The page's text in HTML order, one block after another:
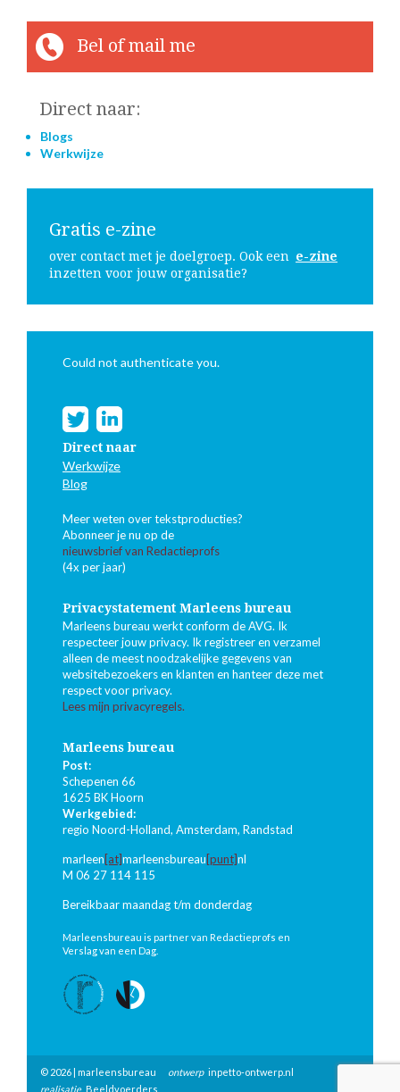
Bel of mail me
Direct naar:
Blogs
Werkwijze
Gratis e-zine
over contact met je doelgroep. Ook een e-zine
inzetten voor jouw organisatie?
Could not authenticate you.
Direct naar
Werkwijze
Blog
Meer weten over tekstproducties?
Abonneer je nu op de
nieuwsbrief van Redactieprofs
(4x per jaar)
Privacystatement Marleens bureau
Marleens bureau werkt conform de AVG. Ik
respecteer jouw privacy. Ik registreer en verzamel
alleen de meest noodzakelijke gegevens van
websitebezoekers en klanten en hanteer deze met
respect voor privacy.
Lees mijn privacyregels.
Marleens bureau
Post:
Schepenen 66
1625 BK Hoorn
Werkgebied:
regio Noord-Holland, Amsterdam, Randstad
marleen[at]marleensbureau[punt]nl
M 06 27 114 115
Bereikbaar maandag t/m donderdag
Marleensbureau is partner van Redactieprofs en
Verslag van een Dag.
© 2026 | marleensbureau ontwerp inpetto-ontwerp.nl
realisatie Beeldvoerders